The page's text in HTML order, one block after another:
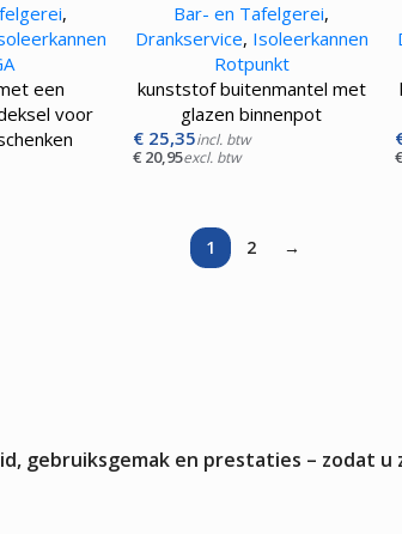
,
een
voor
Bar- en Tafelgerei,
Drankservice, Isoleerkannen
Rotpunkt
kunststof buitenmantel met
glazen binnenpot
€25,35incl. btw
€20,95excl. btw €
1 2 →
gebruiksgemak en prestaties – zodat